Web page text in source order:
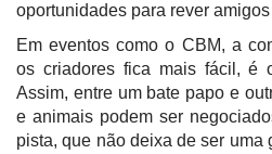
oportunidades para rever
Em eventos como o CBM, a
os criadores fica mais fácil, é
Assim, entre um bate papo e
e animais podem ser
pista, que não deixa de ser uma